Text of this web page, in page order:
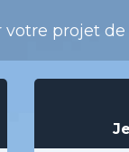
projet